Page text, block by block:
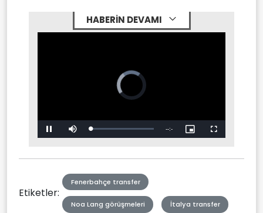
HABERİN DEVAMI
Video
Player
is
loading.
Pause Mute Stream
LIVE
Picture-
in-
Fullscreen
Etiketler:
Fenerbahçe transfer
Noa Lang görüşmeleri İtalya transfer